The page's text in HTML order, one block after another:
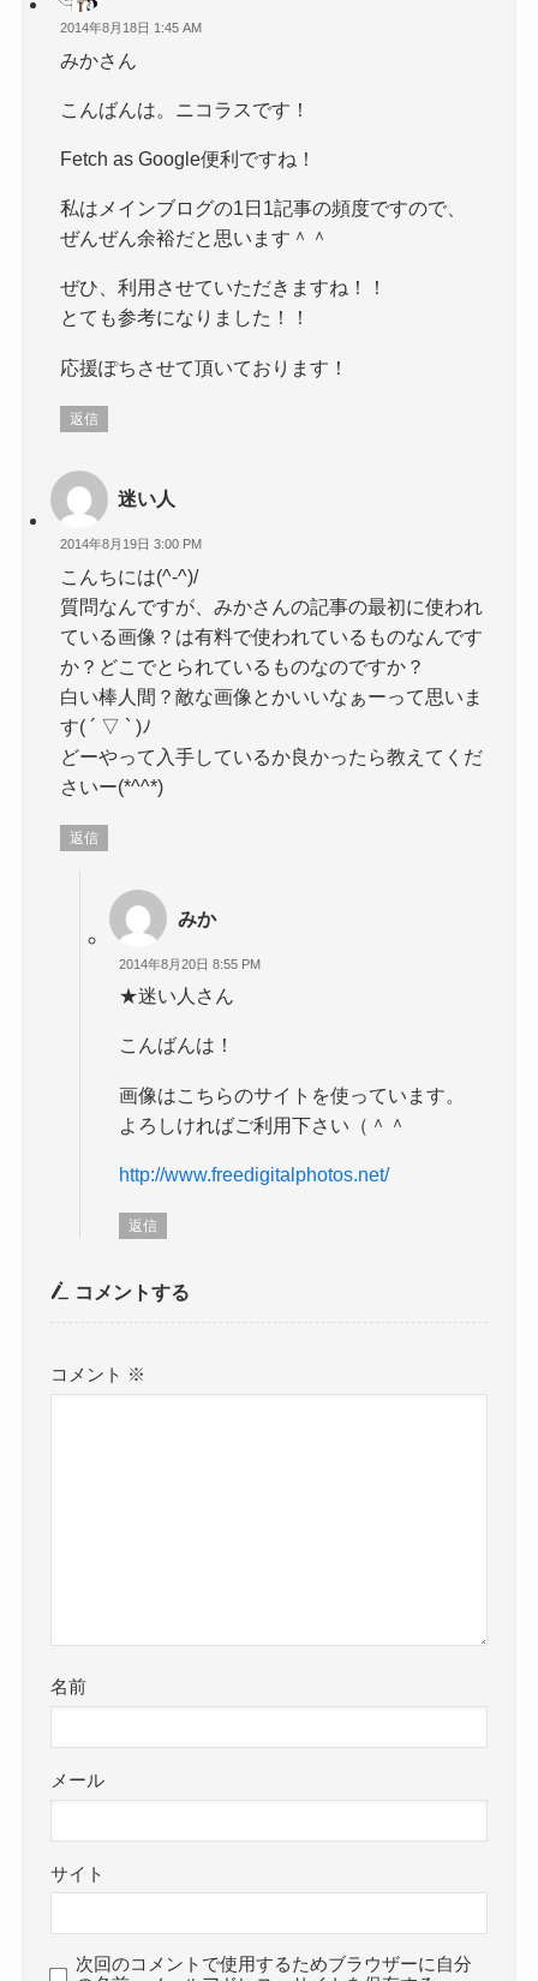
2014年8月18日 1:45 AM
みかさん
こんばんは。ニコラスです！
Fetch as Google便利ですね！
私はメインブログの1日1記事の頻度ですので、
ぜんぜん余裕だと思います＾＾
ぜひ、利用させていただきますね！！
とても参考になりました！！
応援ぽちさせて頂いております！
返信
迷い人
2014年8月19日 3:00 PM
こんちには(^-^)/
質問なんですが、みかさんの記事の最初に使われ
ている画像？は有料で使われているものなんです
か？どこでとられているものなのですか？
白い棒人間？敵な画像とかいいなぁーって思いま
す( ´ ▽ ` )ﾉ
どーやって入手しているか良かったら教えてくだ
さいー(*^^*)
返信
みか
2014年8月20日 8:55 PM
★迷い人さん
こんばんは！
画像はこちらのサイトを使っています。
よろしければご利用下さい（＾＾
http://www.freedigitalphotos.net/
返信
コメントする
コメント ※
名前
メール
サイト
次回のコメントで使用するためブラウザーに自分